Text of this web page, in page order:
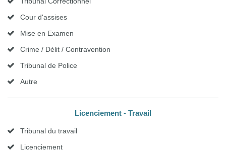
Cour d'assises
Mise en Examen
Crime / Délit / Contravention
Tribunal de Police
Autre
Licenciement - Travail
Tribunal du travail
Licenciement